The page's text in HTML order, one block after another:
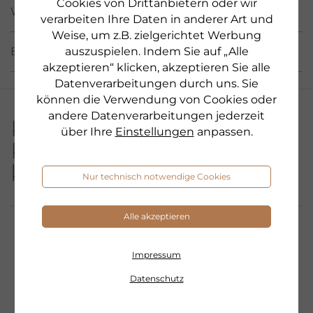
Cookies von Drittanbietern oder wir
verarbeiten Ihre Daten in anderer Art und
Weise, um z.B. zielgerichtet Werbung
auszuspielen. Indem Sie auf „Alle
akzeptieren“ klicken, akzeptieren Sie alle
Datenverarbeitungen durch uns. Sie
können die Verwendung von Cookies oder
andere Datenverarbeitungen jederzeit
über Ihre Einstellungen anpassen.
Nur technisch notwendige Cookies
Alle akzeptieren
Impressum
Datenschutz
WIRKSTOFFE / INCI
BEWERTUNGEN(13)
Kunden, die dieses
Produkt gekauft haben,
kauften auch